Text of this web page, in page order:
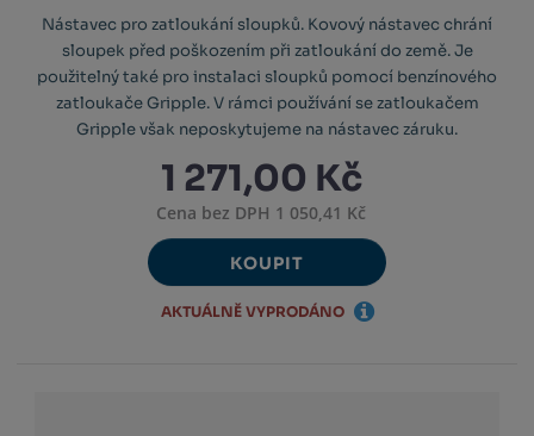
Nástavec pro zatloukání sloupků. Kovový nástavec chrání
sloupek před poškozením při zatloukání do země. Je
použitelný také pro instalaci sloupků pomocí benzínového
zatloukače Gripple. V rámci používání se zatloukačem
Gripple však neposkytujeme na nástavec záruku.
1 271,00 Kč
Cena bez DPH 1 050,41 Kč
KOUPIT
AKTUÁLNĚ VYPRODÁNO